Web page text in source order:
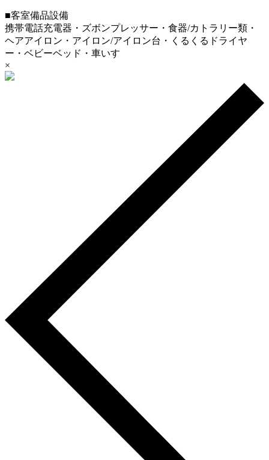
■客室備品設備
携帯電話充電器・ズボンプレッサー・食器/カトラリー類・
ヘアアイロン・アイロン/アイロン台・くるくるドライヤ
ー・ベビーベッド・車いす
×